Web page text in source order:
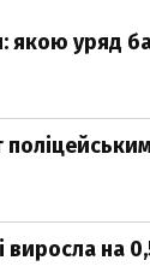
якою уряд
виросла на